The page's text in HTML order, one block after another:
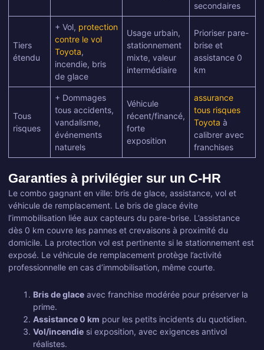
secondaires
Tiers
étendu
+ Vol, protection
contre le vol
Toyota,
incendie, bris
de glace
Usage urbain,
stationnement
mixte, valeur
intermédiaire
Prioriser pare-
brise et
assistance 0
km
Tous
risques
+ Dommages
tous accidents,
vandalisme,
événements
naturels
Véhicule
récent/financé,
forte
exposition
assurance
tous risques
Toyota à
calibrer avec
franchises
Garanties à privilégier sur un C-HR
Le combo gagnant en ville: bris de glace, assistance, vol et
véhicule de remplacement. Le bris de glace évite
l’immobilisation liée aux capteurs du pare-brise. L’assistance
dès 0 km couvre les pannes et crevaisons à proximité du
domicile. La protection vol est pertinente si le stationnement est
exposé. Le véhicule de remplacement protège l’activité
professionnelle en cas d’immobilisation, même courte.
Bris de glace avec franchise modérée pour préserver la
prime.
Assistance 0 km pour les petits incidents du quotidien.
Vol/incendie si exposition, avec exigences antivol
réalistes.